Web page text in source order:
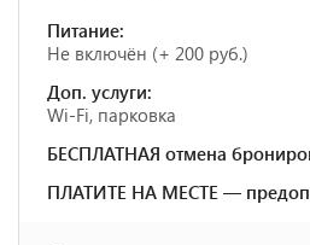
Питание:
Не включён (+ 200 руб.)
Доп. услуги:
Wi-Fi, парковка
БЕСПЛАТНАЯ отмена
ПЛАТИТЕ НА МЕСТЕ —